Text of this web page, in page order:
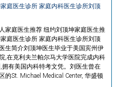
庭医生诊所 家庭内科医生诊所刘顶
家庭医生推荐 纽约刘顶坤家庭医生推
庭医生诊所 家庭内科医生诊所刘顶
生简介刘顶坤医生毕业于美国宾州伊
,在克利夫兰帕尔⻢大学医院完成内科
拥有美国内科特考文凭。刘医生曾在
的St. Michael Medical Center, 华盛顿